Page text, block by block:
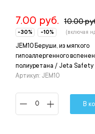
JEM10 Беруши, из мягкого
гипоаллергенного
полиуретана / Jeta Safety
Артикул: JEM10
7.00 руб. 10.00
-30% -10% (включая
В